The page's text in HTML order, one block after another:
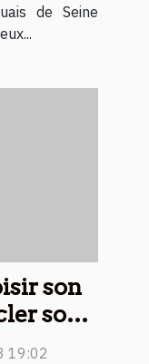
de Seine
son
son
19:02